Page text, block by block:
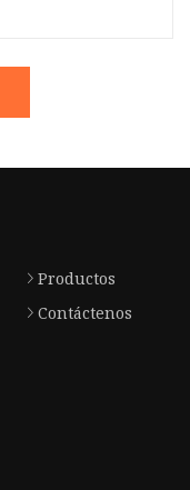
Productos
Contáctenos